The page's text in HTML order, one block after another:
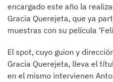
encargado este año la
Gracia Querejeta, que ya
muestras con su película
El spot, cuyo guion y
Gracia Querejeta, lleva el
en el mismo intervienen